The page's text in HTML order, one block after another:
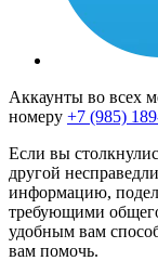
Аккаунты во всех
номеру +7 (985)
Если вы
другой
информацию,
требующими
удобным вам
вам помочь.